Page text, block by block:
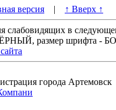
версия | ↑ Вверх ↑
слабовидящих в
размер шрифта -
города Артемовск